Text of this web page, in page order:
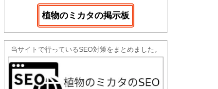
植物のミカタの掲示板
当サイトで行っているSEO対策をまとめました。